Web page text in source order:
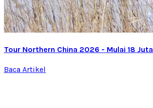
Tour Northern China 2026 - Mulai 18 Juta
Baca Artikel